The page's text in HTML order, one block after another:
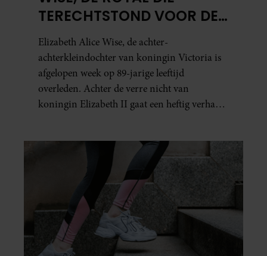
TERECHTSTOND VOOR DE
DOOD VAN HAAR BABY
Elizabeth Alice Wise, de achter-
achterkleindochter van koningin Victoria is
afgelopen week op 89-jarige leeftijd
overleden. Achter de verre nicht van
koningin Elizabeth II gaat een heftig verhaal